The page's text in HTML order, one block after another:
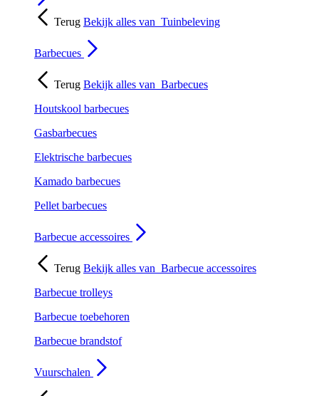
Terug Bekijk alles van Tuinbeleving
Barbecues
Terug Bekijk alles van Barbecues
Houtskool barbecues
Gasbarbecues
Elektrische barbecues
Kamado barbecues
Pellet barbecues
Barbecue accessoires
Terug Bekijk alles van Barbecue accessoires
Barbecue trolleys
Barbecue toebehoren
Barbecue brandstof
Vuurschalen